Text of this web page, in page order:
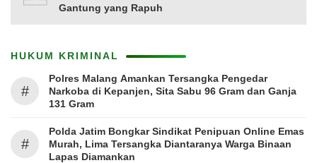
Gantung yang Rapuh
HUKUM KRIMINAL
#
Polres Malang Amankan Tersangka Pengedar
Narkoba di Kepanjen, Sita Sabu 96 Gram dan Ganja
131 Gram
#
Polda Jatim Bongkar Sindikat Penipuan Online Emas
Murah, Lima Tersangka Diantaranya Warga Binaan
Lapas Diamankan